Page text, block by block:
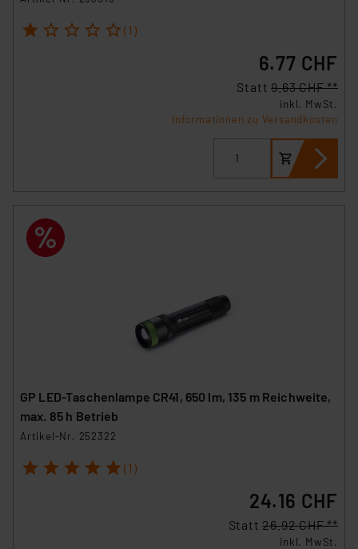
1 2 3 4 5 (1)
6.77 CHF
Statt9.63 CHF **
inkl. MwSt.
Informationen zu Versandkosten
GP LED-Taschenlampe CR41, 650 lm, 135 m Reichweite,
max. 85 h Betrieb
Artikel-Nr. 252322
1 2 3 4 5 (1)
24.16 CHF
Statt26.92 CHF **
inkl. MwSt.